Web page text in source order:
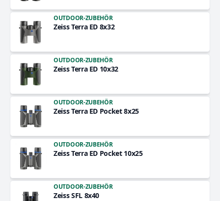
OUTDOOR-ZUBEHÖR
Zeiss Terra ED 8x32
OUTDOOR-ZUBEHÖR
Zeiss Terra ED 10x32
OUTDOOR-ZUBEHÖR
Zeiss Terra ED Pocket 8x25
OUTDOOR-ZUBEHÖR
Zeiss Terra ED Pocket 10x25
OUTDOOR-ZUBEHÖR
Zeiss SFL 8x40